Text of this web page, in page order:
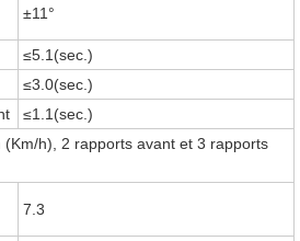
±11°
≤5.1(sec.)
≤3.0(sec.)
≤1.1(sec.)
(Km/h), 2 rapports avant et 3 rapports
7.3